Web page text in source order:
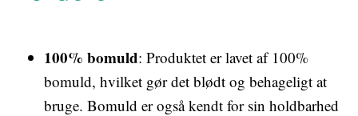
100% bomuld: Produktet er lavet af 100%
bomuld, hvilket gør det blødt og behageligt at
bruge. Bomuld er også kendt for sin holdbarhed